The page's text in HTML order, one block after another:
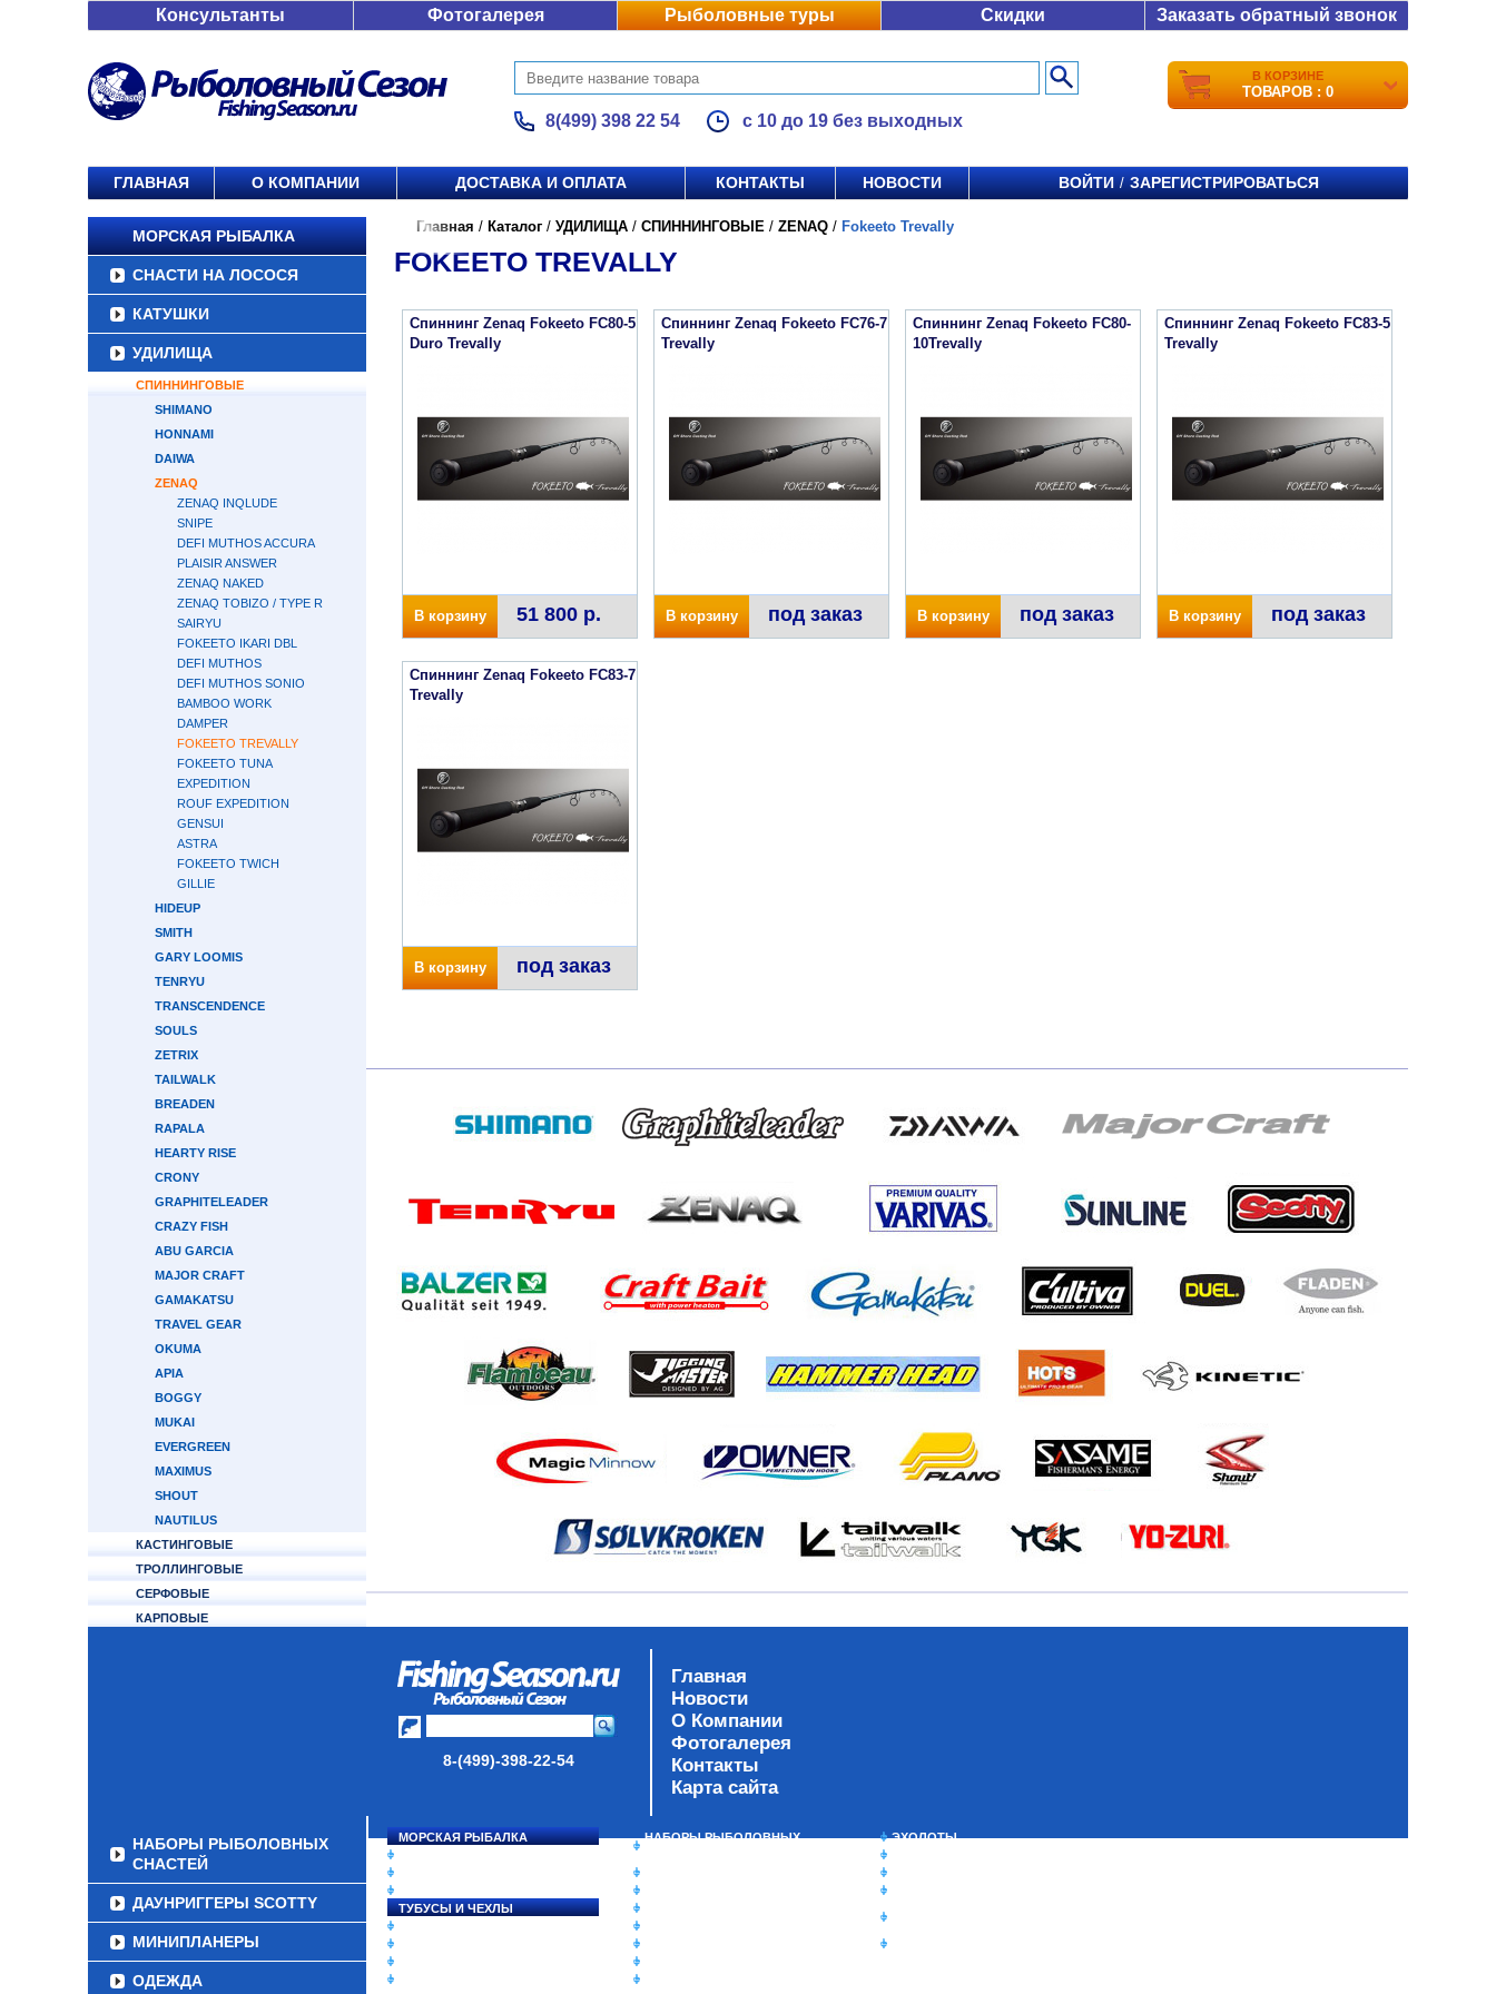
Консультанты Фотогалерея Рыболовные туры Скидки Заказать обратный звонок
8(499) 398 22 54 с 10 до 19 без выходных
В КОРЗИНЕ
ТОВАРОВ : 0
ГЛАВНАЯ О КОМПАНИИ ДОСТАВКА И ОПЛАТА КОНТАКТЫ НОВОСТИ ВОЙТИ / ЗАРЕГИСТРИРОВАТЬСЯ
МОРСКАЯ РЫБАЛКА
СНАСТИ НА ЛОСОСЯ
КАТУШКИ
УДИЛИЩА
СПИННИНГОВЫЕ
SHIMANO
HONNAMI
DAIWA
ZENAQ
ZENAQ INQLUDE
SNIPE
DEFI MUTHOS ACCURA
PLAISIR ANSWER
ZENAQ NAKED
ZENAQ TOBIZO / TYPE R
SAIRYU
FOKEETO IKARI DBL
DEFI MUTHOS
DEFI MUTHOS SONIO
BAMBOO WORK
DAMPER
FOKEETO TREVALLY
FOKEETO TUNA
EXPEDITION
ROUF EXPEDITION
GENSUI
ASTRA
FOKEETO TWICH
GILLIE
HIDEUP
SMITH
GARY LOOMIS
TENRYU
TRANSCENDENCE
SOULS
ZETRIX
TAILWALK
BREADEN
RAPALA
HEARTY RISE
CRONY
GRAPHITELEADER
CRAZY FISH
ABU GARCIA
MAJOR CRAFT
GAMAKATSU
TRAVEL GEAR
OKUMA
APIA
BOGGY
MUKAI
EVERGREEN
MAXIMUS
SHOUT
NAUTILUS
КАСТИНГОВЫЕ
ТРОЛЛИНГОВЫЕ
СЕРФОВЫЕ
КАРПОВЫЕ
НАБОРЫ РЫБОЛОВНЫХ
СНАСТЕЙ
ДАУНРИГГЕРЫ SCOTTY
МИНИПЛАНЕРЫ
ОДЕЖДА
Главная / Каталог / УДИЛИЩА / СПИННИНГОВЫЕ / ZENAQ / Fokeeto Trevally
FOKEETO TREVALLY
Спиннинг Zenaq Fokeeto FC80-5
Duro Trevally
В корзину 51 800 р.
Спиннинг Zenaq Fokeeto FC76-7
Trevally
В корзину под заказ
Спиннинг Zenaq Fokeeto FC80-
10Trevally
В корзину под заказ
Спиннинг Zenaq Fokeeto FC83-5
Trevally
В корзину под заказ
Спиннинг Zenaq Fokeeto FC83-7
Trevally
В корзину под заказ
8-(499)-398-22-54
Главная
Новости
О Компании
Фотогалерея
Контакты
Карта сайта
МОРСКАЯ РЫБАЛКА
ТУБУСЫ И ЧЕХЛЫ
НАБОРЫ РЫБОЛОВНЫХ
ЭХОЛОТЫ